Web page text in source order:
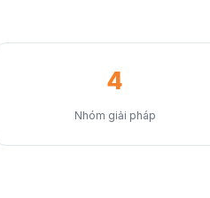
4
Nhóm giải pháp